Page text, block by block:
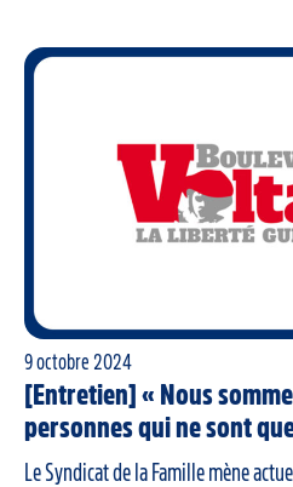
9 octobre 2024
[Entretien] « Nous
personnes qui ne sont
Le Syndicat de la Famille mène